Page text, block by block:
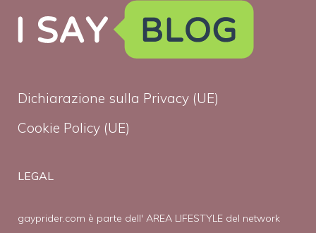
Dichiarazione sulla Privacy (UE)
Cookie Policy (UE)
LEGAL
gayprider.com è parte dell' AREA LIFESTYLE del network